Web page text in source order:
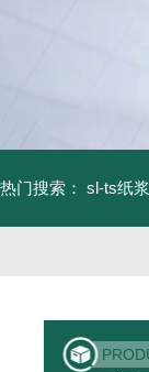
热门搜索： sl-ts纸